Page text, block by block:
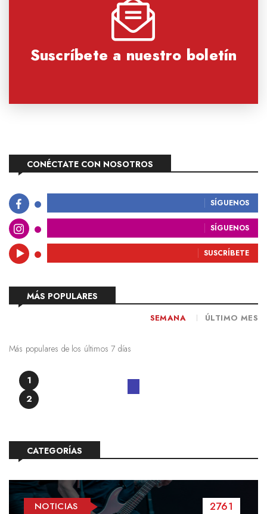
Suscríbete a nuestro boletín
CONÉCTATE CON NOSOTROS
SÍGUENOS
SÍGUENOS
SUSCRÍBETE
MÁS POPULARES
SEMANA ÚLTIMO MES
Más populares de los últimos 7 días
1
2
CATEGORÍAS
NOTICIAS 2761